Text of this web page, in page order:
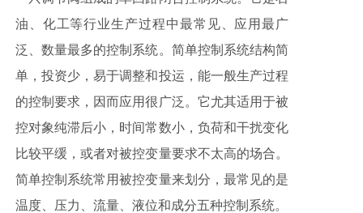
油、化工等行业生产过程中最常见、应用最广
泛、数量最多的控制系统。简单控制系统结构简
单，投资少，易于调整和投运，能一般生产过程
的控制要求，因而应用很广泛。它尤其适用于被
控对象纯滞后小，时间常数小，负荷和干扰变化
比较平缓，或者对被控变量要求不太高的场合。
简单控制系统常用被控变量来划分，最常见的是
温度、压力、流量、液位和成分五种控制系统。